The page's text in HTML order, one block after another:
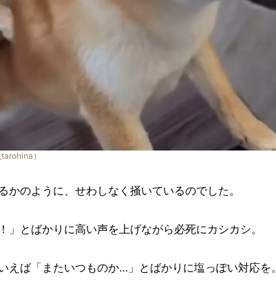
）
かのように、せわしなく掻いているのでした。
」とばかりに高い声を上げながら必死にカシカシ。
えば「またいつものか…」とばかりに塩っぽい対応を。